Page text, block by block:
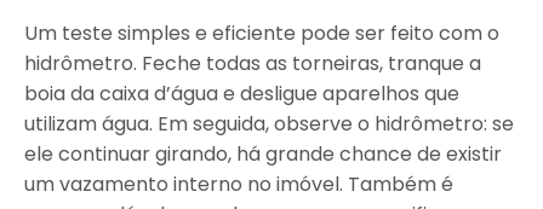
Um teste simples e eficiente pode ser feito com o
hidrômetro. Feche todas as torneiras, tranque a
boia da caixa d’água e desligue aparelhos que
utilizam água. Em seguida, observe o hidrômetro: se
ele continuar girando, há grande chance de existir
um vazamento interno no imóvel. Também é